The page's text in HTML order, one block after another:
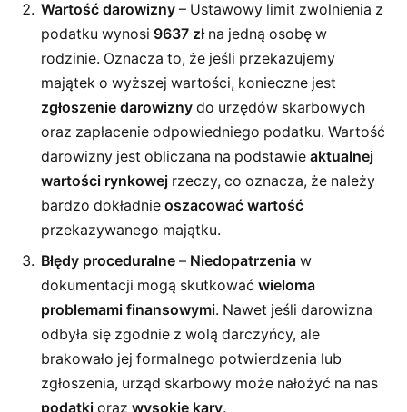
Wartość darowizny – Ustawowy limit zwolnienia z
podatku wynosi 9637 złna jedną osobę w
rodzinie. Oznacza to, że jeśli przekazujemy
majątek o wyższej wartości, konieczne jest
zgłoszenie darowizny do urzędów skarbowych
oraz zapłacenie odpowiedniego podatku. Wartość
darowizny jest obliczana na podstawie aktualnej
wartości rynkowej rzeczy, co oznacza, że należy
bardzo dokładnie oszacować wartość
przekazywanego majątku.
Błędy proceduralne – Niedopatrzenia w
dokumentacji mogą skutkować wieloma
problemami finansowymi. Nawet jeśli darowizna
odbyła się zgodnie z wolą darczyńcy, ale
brakowało jej formalnego potwierdzenia lub
zgłoszenia, urząd skarbowy może nałożyć na nas
podatki oraz wysokie kary.